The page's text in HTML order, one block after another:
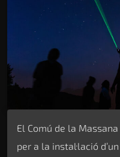
El Comú de la
per a la instal·lació